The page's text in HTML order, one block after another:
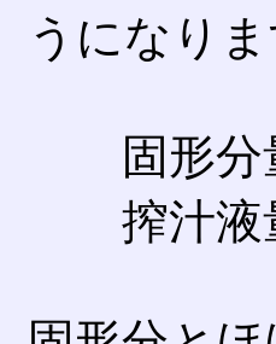
うになりま
固形分量
搾汁液量